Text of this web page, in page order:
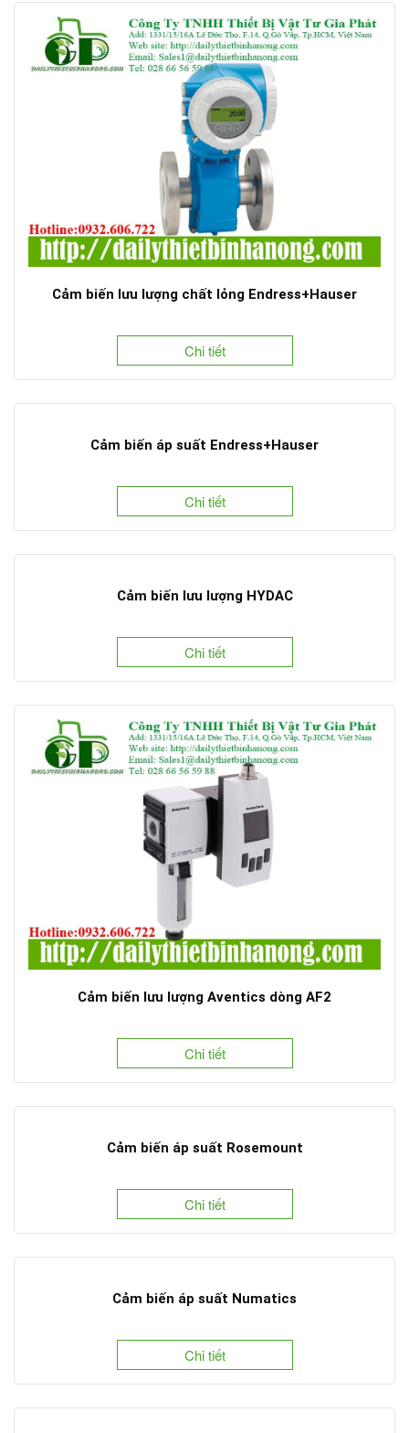
Cảm biến lưu lượng chất lỏng Endress+Hauser
Chi tiết
Cảm biến áp suất Endress+Hauser
Chi tiết
Cảm biến lưu lượng HYDAC
Chi tiết
Cảm biến lưu lượng Aventics dòng AF2
Chi tiết
Cảm biến áp suất Rosemount
Chi tiết
Cảm biến áp suất Numatics
Chi tiết